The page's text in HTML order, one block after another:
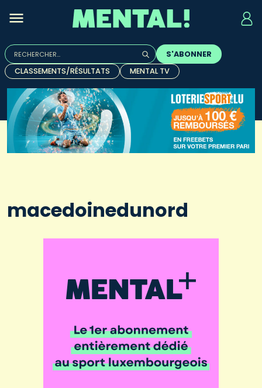
Rechercher :
Quand les résultats de l'auto-complétion sont
S'ABONNER
CLASSEMENTS/RÉSULTATS
MENTAL TV
macedoinedunord